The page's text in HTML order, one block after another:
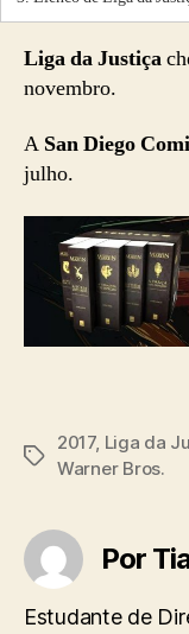
Liga da Justiça
novembro.
A San Diego
julho.
Tags
2017, Liga da
Warner Bros.
Por
Estudante de